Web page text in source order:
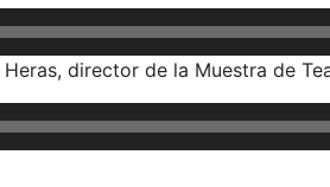
director de la Muestra de